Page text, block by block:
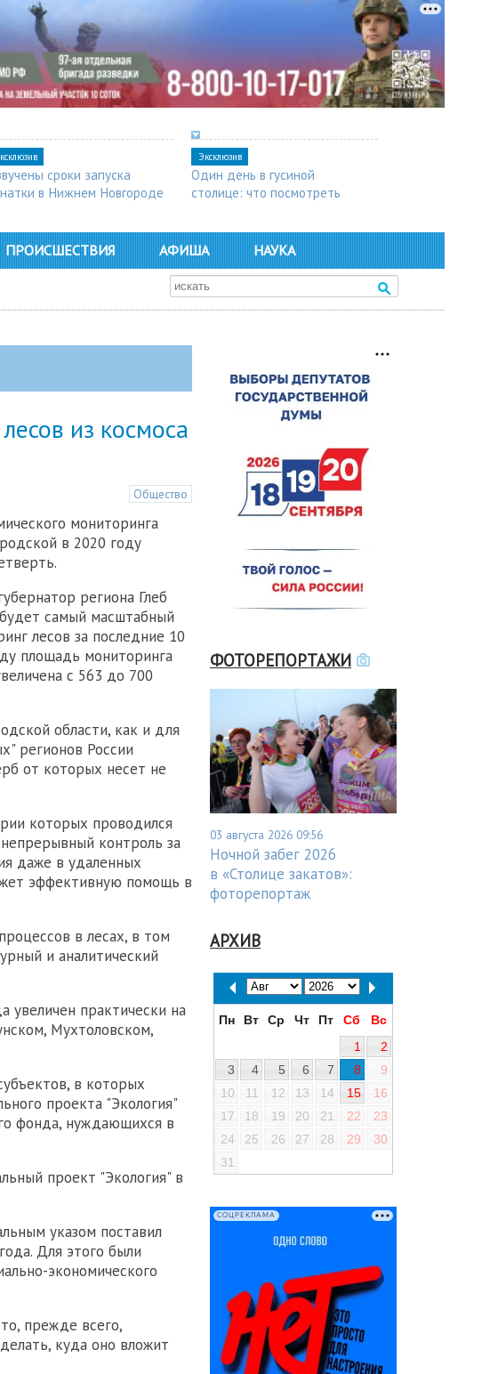
сроки запуска
в Нижнем Новгороде
Эксклюзив
Один день в гусиной
столице: что посмотреть
ПРОИСШЕСТВИЯ АФИША НАУКА
из космоса
Общество
мониторинга
в 2020 году
региона Глеб
самый масштабный
лесов за последние 10
площадь мониторинга
с 563 до 700
области, как и для
регионов России
от которых несет не
которых проводился
контроль за
даже в удаленных
эффективную помощь в
в лесах, в том
и аналитический
увеличен практически на
Мухтоловском,
в которых
проекта "Экология"
фонда, нуждающихся в
проект "Экология" в
указом поставил
Для этого были
экономического
прежде всего,
куда оно вложит
ФОТОРЕПОРТАЖИ
03 августа 2026 09:56
Ночной забег 2026
в «Столице закатов»:
фоторепортаж
АРХИВ
Пн Вт Ср Чт Пт Сб
Вс
1
2
3
4 5 6 7 8
9
10
11 12 13 14 15
16
17
18 19 20 21 22
23
24
25 26 27 28 29
30
31
СОЦРЕКЛАМА